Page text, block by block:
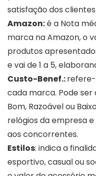
satisfação dos
Amazon:é a Nota
marca na Amazon, o
produtos
e vai de 1 a 5,
Custo-Benef.:
cada marca. Pode
Bom, Razoável ou
relógios da empresa
aos concorrentes.
Estilos: indica a
esportivo, casual ou